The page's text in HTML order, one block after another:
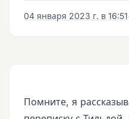
04 января 2023 г. в 16:51
Помните, я